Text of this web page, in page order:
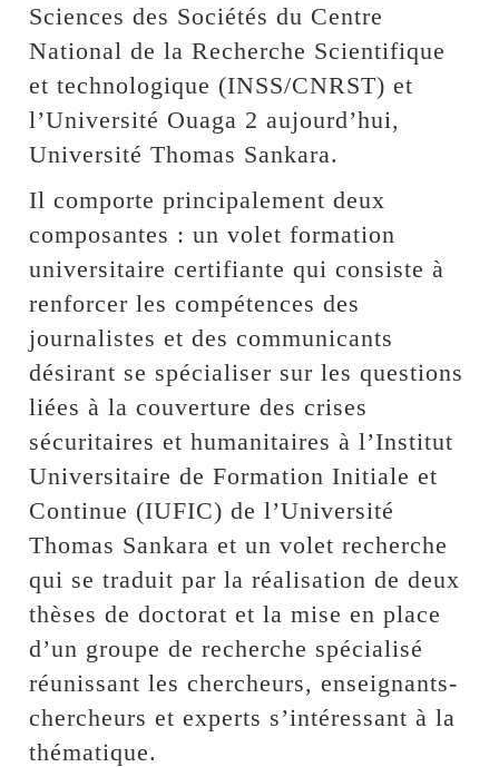
Sciences des Sociétés du Centre
National de la Recherche Scientifique
et technologique (INSS/CNRST) et
l’Université Ouaga 2 aujourd’hui,
Université Thomas Sankara.
Il comporte principalement deux
composantes : un volet formation
universitaire certifiante qui consiste à
renforcer les compétences des
journalistes et des communicants
désirant se spécialiser sur les questions
liées à la couverture des crises
sécuritaires et humanitaires à l’Institut
Universitaire de Formation Initiale et
Continue (IUFIC) de l’Université
Thomas Sankara et un volet recherche
qui se traduit par la réalisation de deux
thèses de doctorat et la mise en place
d’un groupe de recherche spécialisé
réunissant les chercheurs, enseignants-
chercheurs et experts s’intéressant à la
thématique.